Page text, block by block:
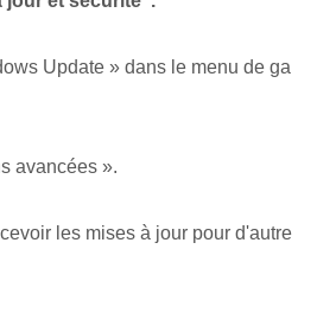
Update » dans le menu de ga
avancées ».
les mises à jour pour d'autre